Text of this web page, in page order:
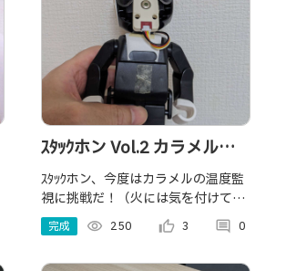
ｽﾀｯｸホン Vol.2 カラメル職
人の巻 (Stackhon Vol.2
Caramel Art)
ｽﾀｯｸホン、今度はカラメルの温度監
視に挑戦だ！（火には気を付けてく
ださい…） Stackhon's next
challenge is to monitor the
完成 visibility 250 thumb_up_alt 3 comment 0